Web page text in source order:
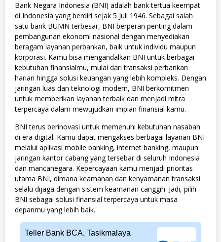
Bank Negara Indonesia (BNI) adalah bank tertua keempat
di Indonesia yang berdiri sejak 5 Juli 1946. Sebagai salah
satu bank BUMN terbesar, BNI berperan penting dalam
pembangunan ekonomi nasional dengan menyediakan
beragam layanan perbankan, baik untuk individu maupun
korporasi. Kamu bisa mengandalkan BNI untuk berbagai
kebutuhan finansialmu, mulai dari transaksi perbankan
harian hingga solusi keuangan yang lebih kompleks. Dengan
jaringan luas dan teknologi modern, BNI berkomitmen
untuk memberikan layanan terbaik dan menjadi mitra
terpercaya dalam mewujudkan impian finansial kamu.
BNI terus berinovasi untuk memenuhi kebutuhan nasabah
di era digital. Kamu dapat mengakses berbagai layanan BNI
melalui aplikasi mobile banking, internet banking, maupun
jaringan kantor cabang yang tersebar di seluruh Indonesia
dan mancanegara. Kepercayaan kamu menjadi prioritas
utama BNI, dimana keamanan dan kenyamanan transaksi
selalu dijaga dengan sistem keamanan canggih. Jadi, pilih
BNI sebagai solusi finansial terpercaya untuk masa
depanmu yang lebih baik.
Teller Bank BCA, Tasikmalaya